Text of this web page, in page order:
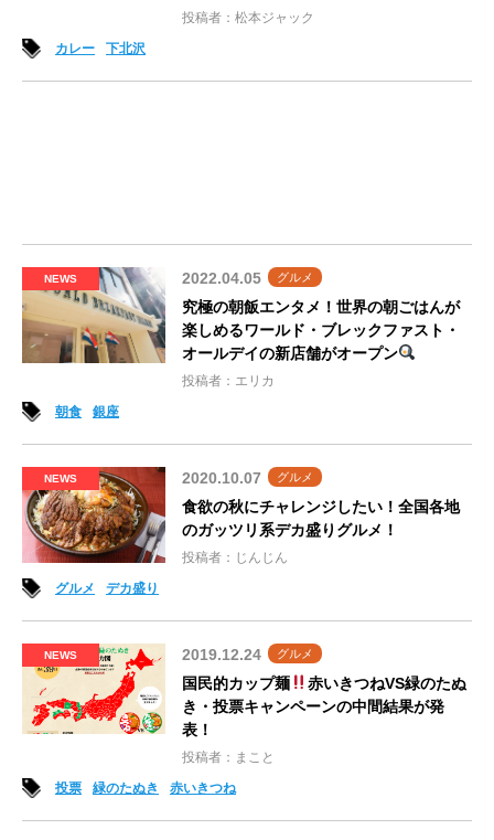
投稿者：松本ジャック
カレー
下北沢
NEWS 2022.04.05 グルメ
究極の朝飯エンタメ！世界の朝ごはんが
楽しめるワールド・ブレックファスト・
オールデイの新店舗がオープン
投稿者：エリカ
朝食
銀座
NEWS 2020.10.07 グルメ
食欲の秋にチャレンジしたい！全国各地
のガッツリ系デカ盛りグルメ！
投稿者：じんじん
グルメ
デカ盛り
NEWS 2019.12.24 グルメ
国民的カップ麺
赤いきつねVS緑のたぬ
き・投票キャンペーンの中間結果が発
表！
投稿者：まこと
投票
緑のたぬき 赤いきつね